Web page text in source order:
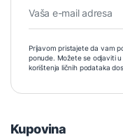
Prijavom pristajete da vam
ponude. Možete se odjaviti
korištenja ličnih podataka
Kupovina